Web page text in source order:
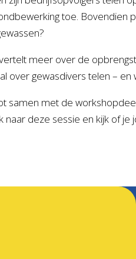
toe.
meer over de
over gewasdivers telen –
samen met de
naar deze sessie en kijk of